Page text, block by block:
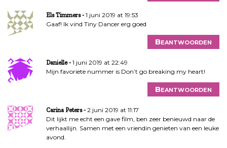
Els Timmers
1 juni 2019 at 19:53
Gaaf! Ik vind Tiny Dancer erg goed
Beantwoorden
Danielle
1 juni 2019 at 22:49
Mijn favoriete nummer is Don’t go breaking my heart!
Beantwoorden
Carina Peters
2 juni 2019 at 11:17
Dit lijkt me echt een gave film, ben zeer benieuwd naar de
verhaallijn. Samen met een vriendin genieten van een leuke
avond.